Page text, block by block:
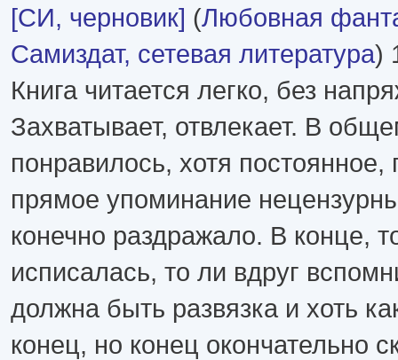
[СИ, черновик] (Любовная
Самиздат, сетевая литература)
Книга читается легко, без
Захватывает, отвлекает. В
понравилось, хотя постоянное,
прямое упоминание
конечно раздражало. В конце,
исписалась, то ли вдруг
должна быть развязка и хоть
конец, но конец окончательно